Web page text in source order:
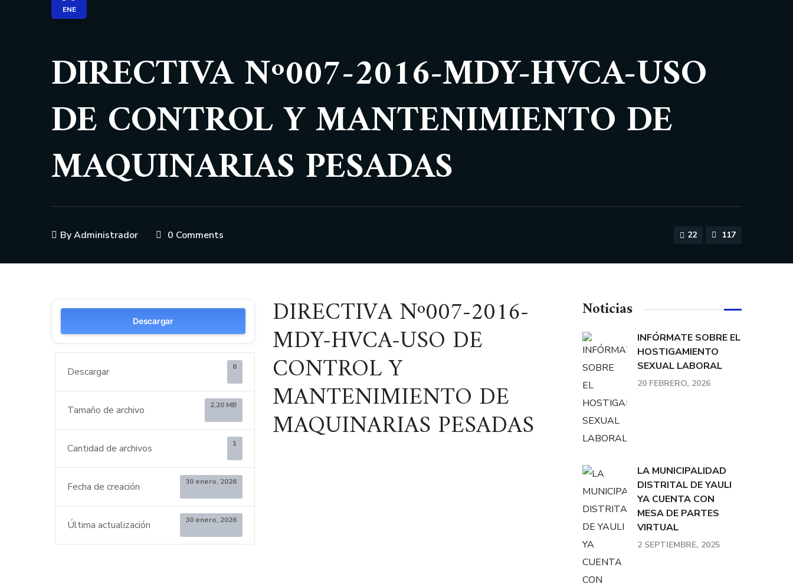
ENE
DIRECTIVA Nº007-2016-MDY-HVCA-USO
DE CONTROL Y MANTENIMIENTO DE
MAQUINARIAS PESADAS
ByAdministrador 0 Comments 22 117
Descargar
Descargar 6
Tamaño de archivo 2.20 MB
Cantidad de archivos 1
Fecha de creación 30 enero, 2026
Última actualización 30 enero, 2026
DIRECTIVA Nº007-2016-
MDY-HVCA-USO DE
CONTROL Y
MANTENIMIENTO DE
MAQUINARIAS PESADAS
Noticias
INFÓRMATE SOBRE EL
HOSTIGAMIENTO
SEXUAL LABORAL
20 FEBRERO, 2026
LA MUNICIPALIDAD
DISTRITAL DE YAULI
YA CUENTA CON
MESA DE PARTES
VIRTUAL
2 SEPTIEMBRE, 2025